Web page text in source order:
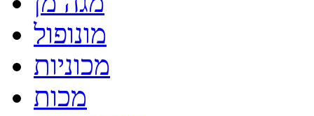
מונופול
מכוניות
מכות